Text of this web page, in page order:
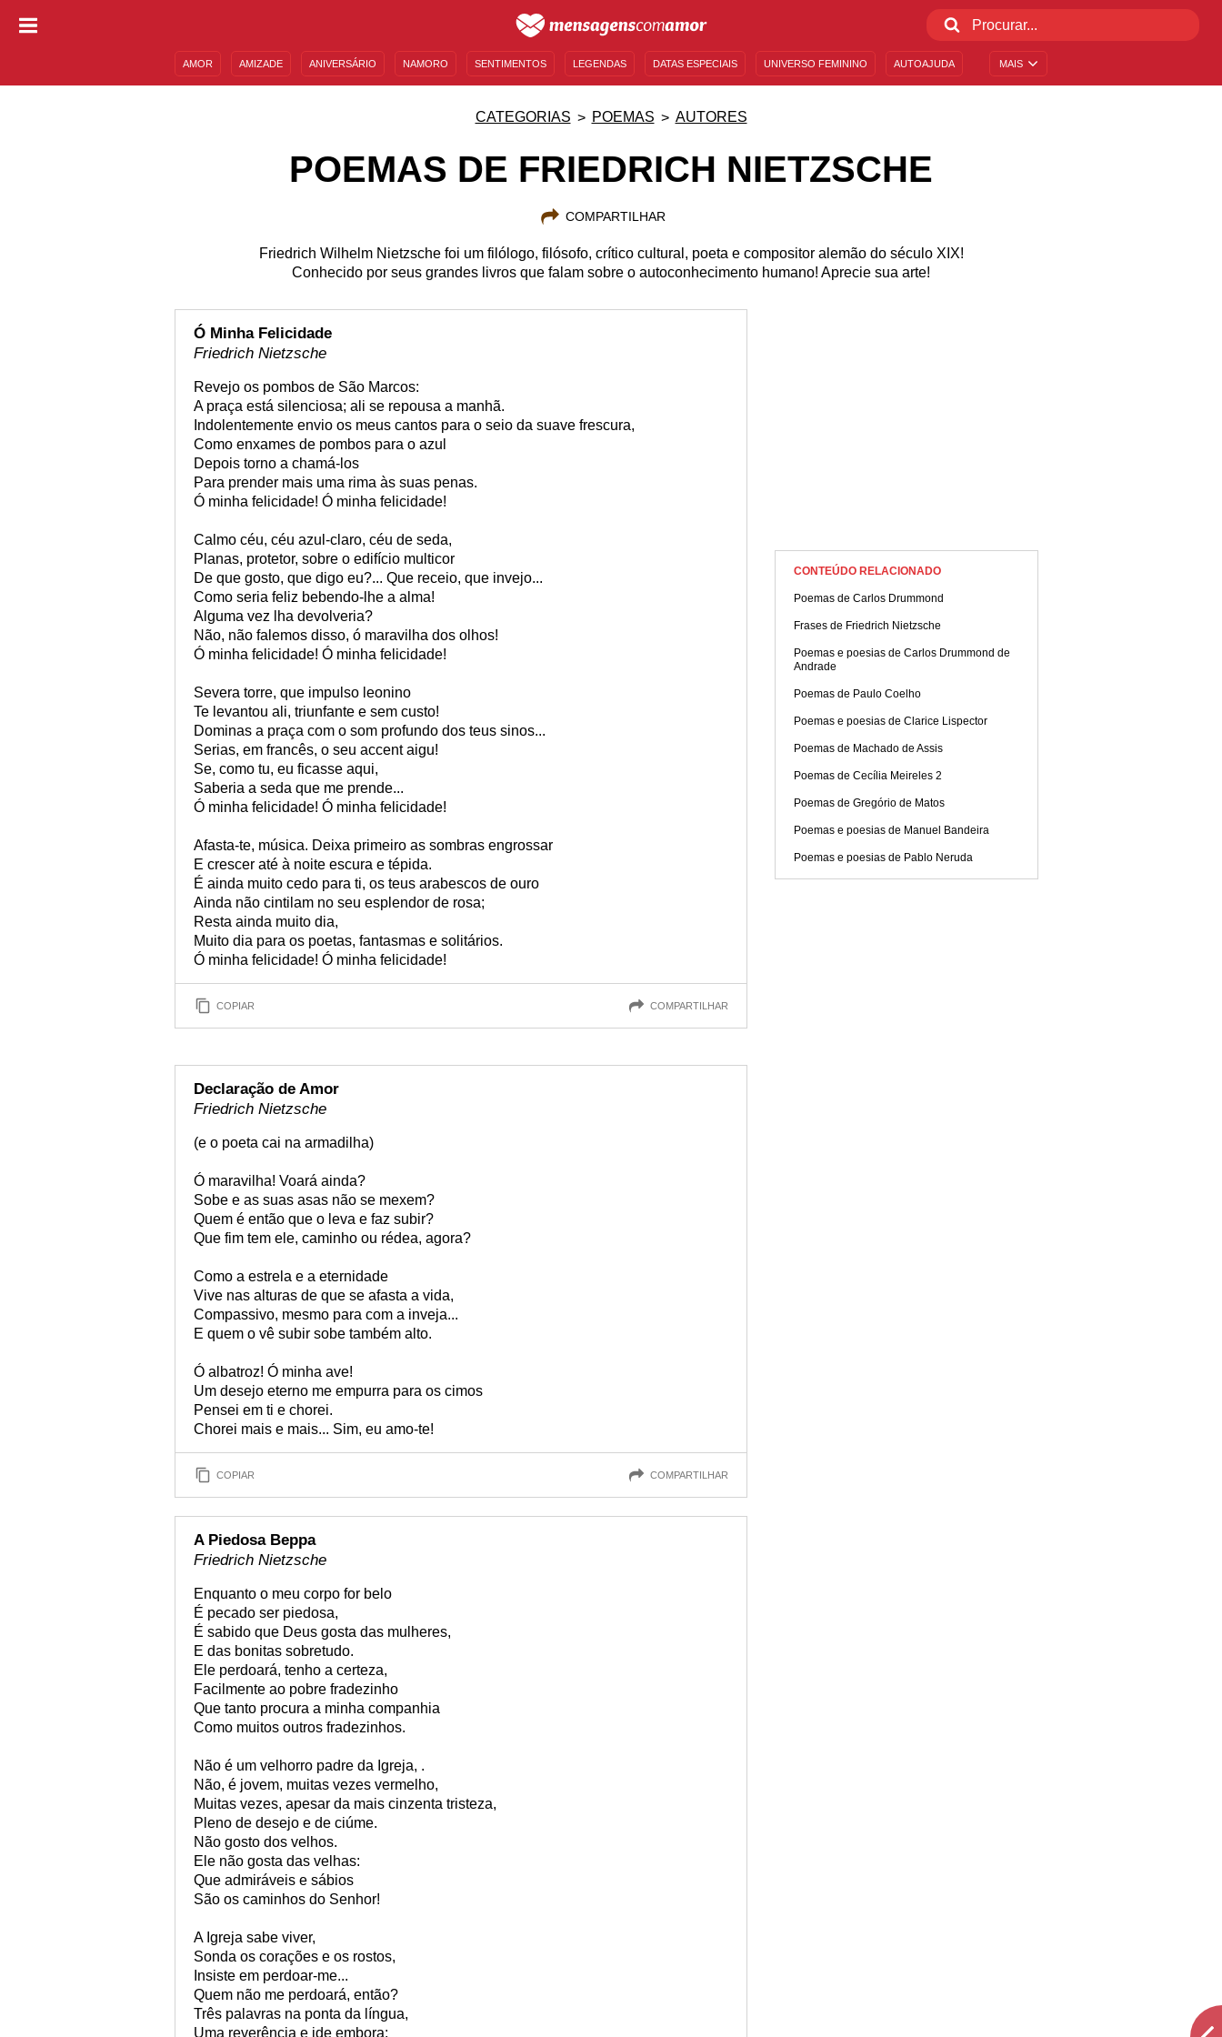
MAIS
AMOR AMIZADE ANIVERSÁRIO NAMORO SENTIMENTOS LEGENDAS DATAS ESPECIAIS UNIVERSO FEMININO AUTOAJUDA
CATEGORIAS POEMAS AUTORES
POEMAS DE FRIEDRICH NIETZSCHE
COMPARTILHAR
Friedrich Wilhelm Nietzsche foi um filólogo, filósofo, crítico cultural, poeta e compositor alemão do século XIX!
Conhecido por seus grandes livros que falam sobre o autoconhecimento humano! Aprecie sua arte!
Ó Minha Felicidade
Friedrich Nietzsche
Revejo os pombos de São Marcos:
A praça está silenciosa; ali se repousa a manhã.
Indolentemente envio os meus cantos para o seio da suave frescura,
Como enxames de pombos para o azul
Depois torno a chamá-los
Para prender mais uma rima às suas penas.
Ó minha felicidade! Ó minha felicidade!
Calmo céu, céu azul-claro, céu de seda,
Planas, protetor, sobre o edifício multicor
De que gosto, que digo eu?... Que receio, que invejo...
Como seria feliz bebendo-lhe a alma!
Alguma vez lha devolveria?
Não, não falemos disso, ó maravilha dos olhos!
Ó minha felicidade! Ó minha felicidade!
Severa torre, que impulso leonino
Te levantou ali, triunfante e sem custo!
Dominas a praça com o som profundo dos teus sinos...
Serias, em francês, o seu accent aigu!
Se, como tu, eu ficasse aqui,
Saberia a seda que me prende...
Ó minha felicidade! Ó minha felicidade!
Afasta-te, música. Deixa primeiro as sombras engrossar
E crescer até à noite escura e tépida.
É ainda muito cedo para ti, os teus arabescos de ouro
Ainda não cintilam no seu esplendor de rosa;
Resta ainda muito dia,
Muito dia para os poetas, fantasmas e solitários.
Ó minha felicidade! Ó minha felicidade!
COPIAR COMPARTILHAR
Declaração de Amor
Friedrich Nietzsche
(e o poeta cai na armadilha)
Ó maravilha! Voará ainda?
Sobe e as suas asas não se mexem?
Quem é então que o leva e faz subir?
Que fim tem ele, caminho ou rédea, agora?
Como a estrela e a eternidade
Vive nas alturas de que se afasta a vida,
Compassivo, mesmo para com a inveja...
E quem o vê subir sobe também alto.
Ó albatroz! Ó minha ave!
Um desejo eterno me empurra para os cimos
Pensei em ti e chorei.
Chorei mais e mais... Sim, eu amo-te!
COPIAR COMPARTILHAR
A Piedosa Beppa
Friedrich Nietzsche
Enquanto o meu corpo for belo
É pecado ser piedosa,
É sabido que Deus gosta das mulheres,
E das bonitas sobretudo.
Ele perdoará, tenho a certeza,
Facilmente ao pobre fradezinho
Que tanto procura a minha companhia
Como muitos outros fradezinhos.
Não é um velhorro padre da Igreja, .
Não, é jovem, muitas vezes vermelho,
Muitas vezes, apesar da mais cinzenta tristeza,
Pleno de desejo e de ciúme.
Não gosto dos velhos.
Ele não gosta das velhas:
Que admiráveis e sábios
São os caminhos do Senhor!
A Igreja sabe viver,
Sonda os corações e os rostos,
Insiste em perdoar-me...
Quem não me perdoará, então?
Três palavras na ponta da língua,
Uma reverência e ide embora:
CONTEÚDO RELACIONADO
Poemas de Carlos Drummond
Frases de Friedrich Nietzsche
Poemas e poesias de Carlos Drummond de
Andrade
Poemas de Paulo Coelho
Poemas e poesias de Clarice Lispector
Poemas de Machado de Assis
Poemas de Cecília Meireles 2
Poemas de Gregório de Matos
Poemas e poesias de Manuel Bandeira
Poemas e poesias de Pablo Neruda